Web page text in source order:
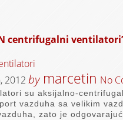
centrifugalni ventilatori’
2012 by marcetin No
su aksijalno-
vazduha sa velikim
zato je